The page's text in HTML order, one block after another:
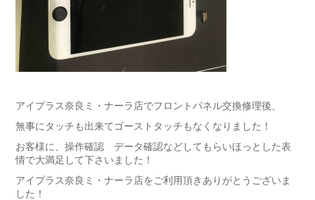
アイプラス奈良ミ・ナーラ店でフロントパネル交換修理後、
無事にタッチも出来てゴーストタッチもなくなりました！
お客様に、操作確認 データ確認などしてもらいほっとした表
情で大満足して下さいました！
アイプラス奈良ミ・ナーラ店をご利用頂きありがとうございま
した！